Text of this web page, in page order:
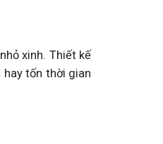
xinh. Thiết kế
tốn thời gian